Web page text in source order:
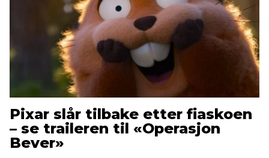
Pixar slår tilbake etter fiaskoen
– se traileren til «Operasjon
Bever»